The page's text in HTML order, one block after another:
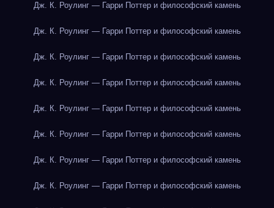
Дж. К. Роулинг — Гарри Поттер и философский камень
Дж. К. Роулинг — Гарри Поттер и философский камень
Дж. К. Роулинг — Гарри Поттер и философский камень
Дж. К. Роулинг — Гарри Поттер и философский камень
Дж. К. Роулинг — Гарри Поттер и философский камень
Дж. К. Роулинг — Гарри Поттер и философский камень
Дж. К. Роулинг — Гарри Поттер и философский камень
Дж. К. Роулинг — Гарри Поттер и философский камень